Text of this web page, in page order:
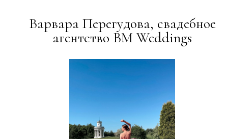
Варвара Перегудова, cвадебное
агентство BM Weddings